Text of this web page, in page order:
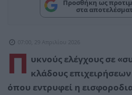
Προσθήκη ως
στα
07:00, 29 Απριλίου 2026
Π
υκνούς ελέγχους σε
κλάδους
όπου εντρυφεί η